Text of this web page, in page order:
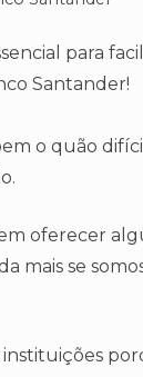
para
Santander!
o quão
oferecer
se